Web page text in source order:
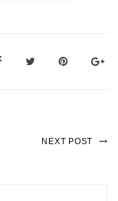
NEXT POST